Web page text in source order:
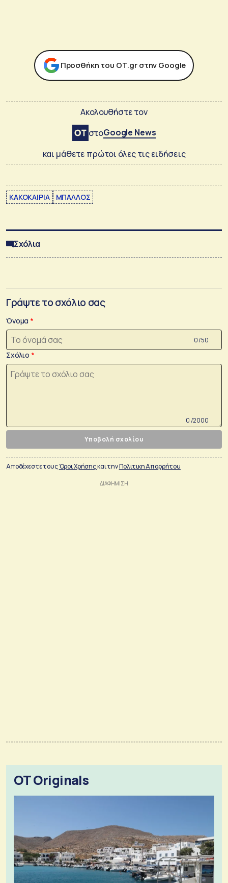
Προσθήκη του ΟΤ.gr στην Google
Ακολουθήστε τον
στοGoogle News
και μάθετε πρώτοι όλες τις ειδήσεις
ΚΑΚΟΚΑΙΡΙΑ ΜΠΑΛΛΟΣ
Σχόλια
Γράψτε το σχόλιο σας
Όνομα
0 /50
Σχόλιο
0 /2000
Υποβολή σχολίου
Αποδέχεστε τουςΌροι Χρήσηςκαι τηνΠολιτικη Απορρήτου
OT Originals